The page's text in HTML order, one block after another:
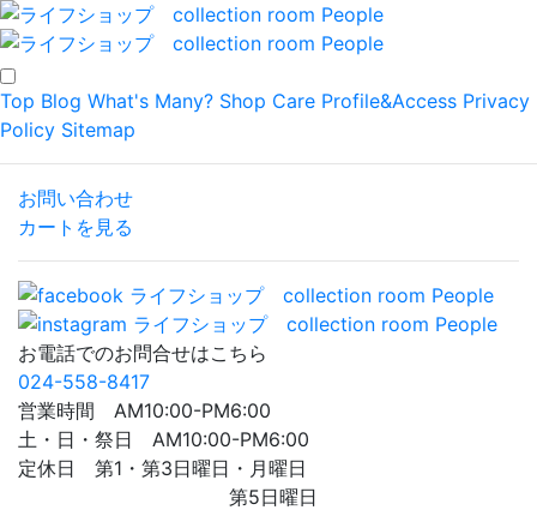
Top Blog What's Many? Shop Care Profile&Access Privacy
Policy Sitemap
お問い合わせ
カートを見る
お電話でのお問合せはこちら
024-558-8417
営業時間 AM10:00-PM6:00
土・日・祭日 AM10:00-PM6:00
定休日 第1・第3日曜日・月曜日
第5日曜日